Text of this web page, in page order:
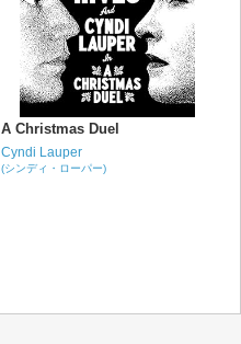
A Christmas Duel
Cyndi Lauper
(シンディ・ローパー)